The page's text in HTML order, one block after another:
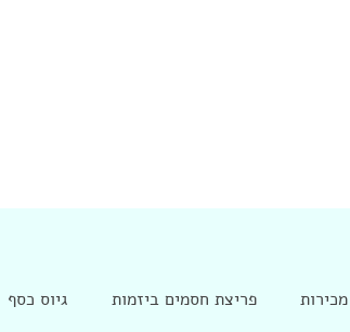
מכירות פריצת חסמים ביזמות גיוס כסף